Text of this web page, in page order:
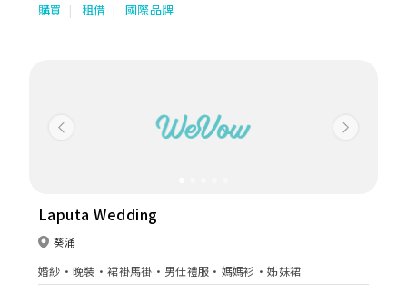
一點的選擇。
購買 租借 國際品牌
Previous Next
Laputa Wedding
葵涌
婚紗·晚裝·裙褂馬褂·男仕禮服·媽媽衫·姊妹裙